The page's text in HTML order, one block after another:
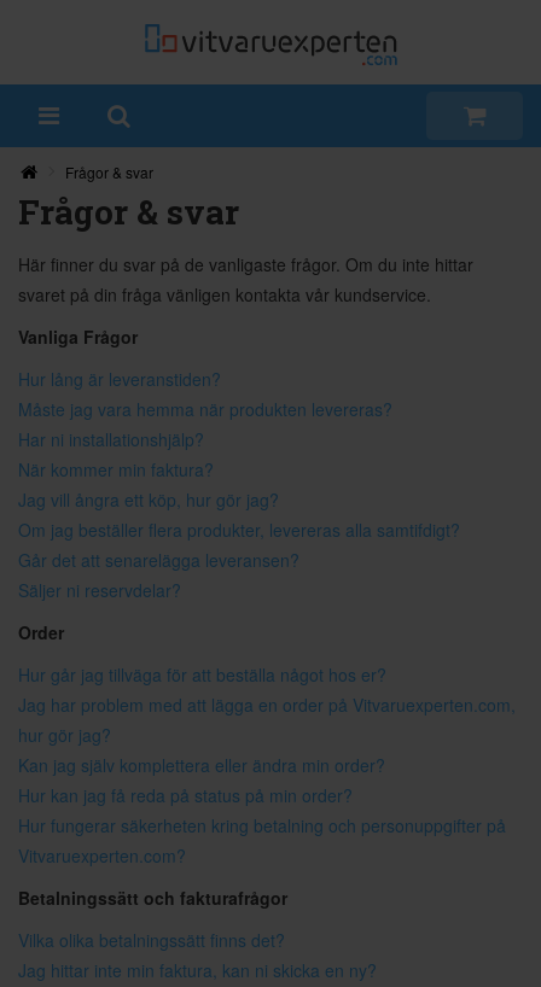
Frågor & svar
Frågor & svar
Här finner du svar på de vanligaste frågor. Om du inte hittar
svaret på din fråga vänligen kontakta vår kundservice.
Vanliga Frågor
Hur lång är leveranstiden?
Måste jag vara hemma när produkten levereras?
Har ni installationshjälp?
När kommer min faktura?
Jag vill ångra ett köp, hur gör jag?
Om jag beställer flera produkter, levereras alla samtifdigt?
Går det att senarelägga leveransen?
Säljer ni reservdelar?
Order
Hur går jag tillväga för att beställa något hos er?
Jag har problem med att lägga en order på Vitvaruexperten.com,
hur gör jag?
Kan jag själv komplettera eller ändra min order?
Hur kan jag få reda på status på min order?
Hur fungerar säkerheten kring betalning och personuppgifter på
Vitvaruexperten.com?
Betalningssätt och fakturafrågor
Vilka olika betalningssätt finns det?
Jag hittar inte min faktura, kan ni skicka en ny?